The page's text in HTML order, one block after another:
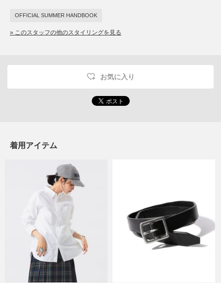
OFFICIAL SUMMER HANDBOOK
» このスタッフの他のスタイリングを見る
お気に入り
着用アイテム